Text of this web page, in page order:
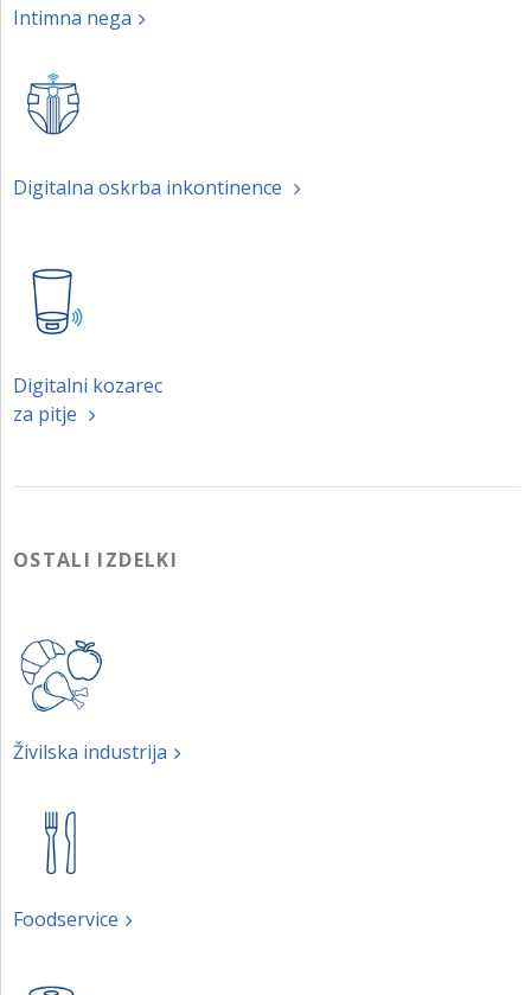
Intimna nega
Digitalna oskrba inkontinence
Digitalni kozarec
za pitje
OSTALI IZDELKI
Živilska industrija
Foodservice